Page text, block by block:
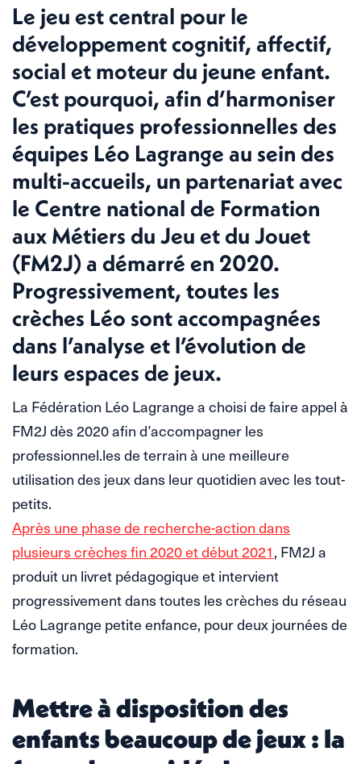
Le jeu est central pour le
développement cognitif, affectif,
social et moteur du jeune enfant.
C’est pourquoi, afin d’harmoniser
les pratiques professionnelles des
équipes Léo Lagrange au sein des
multi-accueils, un partenariat avec
le Centre national de Formation
aux Métiers du Jeu et du Jouet
(FM2J) a démarré en 2020.
Progressivement, toutes les
crèches Léo sont accompagnées
dans l’analyse et l’évolution de
leurs espaces de jeux.
La Fédération Léo Lagrange a choisi de faire appel à
FM2J dès 2020 afin d’accompagner les
professionnel.les de terrain à une meilleure
utilisation des jeux dans leur quotidien avec les tout-
petits.
Après une phase de recherche-action dans
plusieurs crèches fin 2020 et début 2021, FM2J a
produit un livret pédagogique et intervient
progressivement dans toutes les crèches du réseau
Léo Lagrange petite enfance, pour deux journées de
formation.
Mettre à disposition des
enfants beaucoup de jeux : la